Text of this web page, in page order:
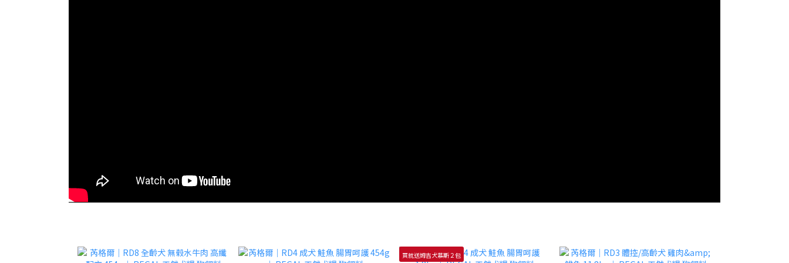
買就送姆吉犬慕斯２包